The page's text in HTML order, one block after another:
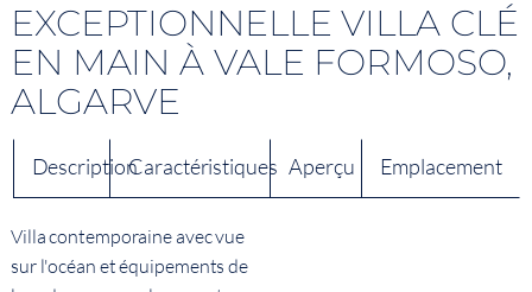
EXCEPTIONNELLE VILLA CLÉ
EN MAIN À VALE FORMOSO,
ALGARVE
DescriptionCaractéristiques Aperçu Emplacement
Villa contemporaine avec vue
sur l'océan et équipements de